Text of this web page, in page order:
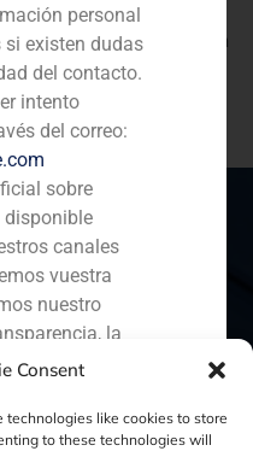
Consent
technologies like cookies to store
to these technologies will
financiero de Brience,
en la ampliación
inversores.
Colombia
Chile China
personal
existen dudas
del contacto.
intento
del correo:
sobre
disponible
canales
vuestra
nuestro
la
de nuestros